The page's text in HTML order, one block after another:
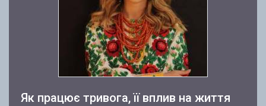
Як працює тривога, її вплив на життя